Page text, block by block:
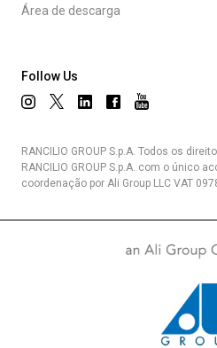
Área de descarga
Follow Us
RANCILIO GROUP S.p.A. Todos os
RANCILIO GROUP S.p.A. com o único
coordenação por Ali Group LLC VAT